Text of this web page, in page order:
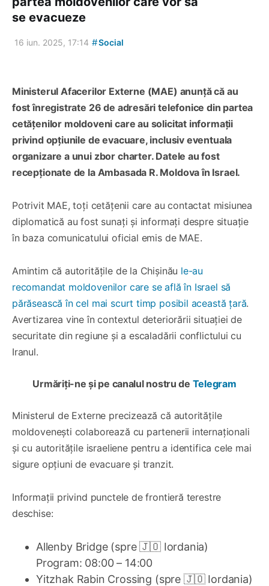
se evacueze
16 iun. 2025, 17:14 #Social
Ministerul Afacerilor Externe (MAE) anunță că au
fost înregistrate 26 de adresări telefonice din partea
cetățenilor moldoveni care au solicitat informații
privind opțiunile de evacuare, inclusiv eventuala
organizare a unui zbor charter. Datele au fost
recepționate de la Ambasada R. Moldova în Israel.
Potrivit MAE, toți cetățenii care au contactat misiunea
diplomatică au fost sunați și informați despre situație
în baza comunicatului oficial emis de MAE.
Amintim că autoritățile de la Chișinău le-au
recomandat moldovenilor care se află în Israel să
părăsească în cel mai scurt timp posibil această țară.
Avertizarea vine în contextul deteriorării situației de
securitate din regiune și a escaladării conflictului cu
Iranul.
Urmăriți-ne și pe canalul nostru de Telegram
Ministerul de Externe precizează că autoritățile
moldovenești colaborează cu partenerii internaționali
și cu autoritățile israeliene pentru a identifica cele mai
sigure opțiuni de evacuare și tranzit.
Informații privind punctele de frontieră terestre
deschise:
Allenby Bridge (spre 🇯🇴 Iordania)
Program: 08:00 – 14:00
Yitzhak Rabin Crossing (spre 🇯🇴 Iordania)